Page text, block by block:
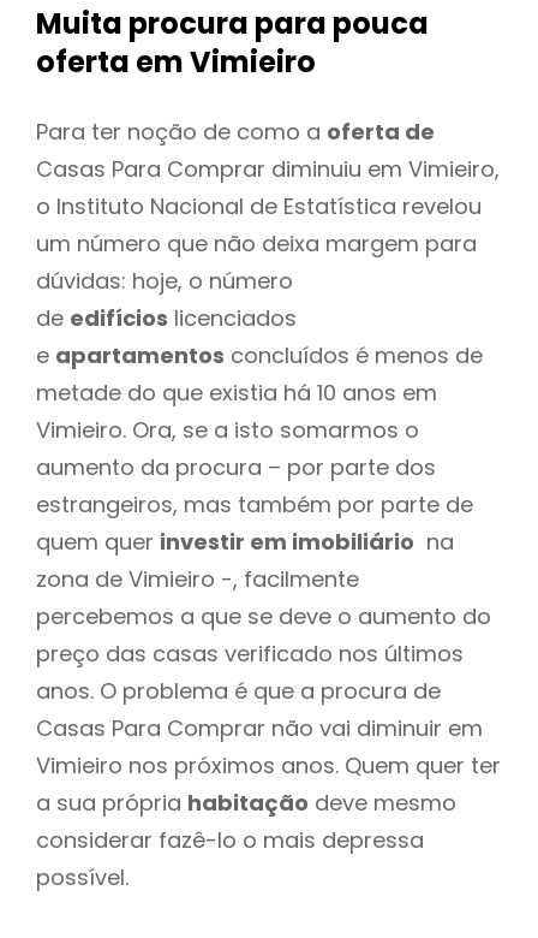
Muita procura para pouca
oferta em Vimieiro
Para ter noção de como a oferta de
Casas Para Comprar diminuiu em Vimieiro,
o Instituto Nacional de Estatística revelou
um número que não deixa margem para
dúvidas: hoje, o número
de edifícios licenciados
e apartamentos concluídos é menos de
metade do que existia há 10 anos em
Vimieiro. Ora, se a isto somarmos o
aumento da procura – por parte dos
estrangeiros, mas também por parte de
quem quer investir em imobiliário na
zona de Vimieiro -, facilmente
percebemos a que se deve o aumento do
preço das casas verificado nos últimos
anos. O problema é que a procura de
Casas Para Comprar não vai diminuir em
Vimieiro nos próximos anos. Quem quer ter
a sua própria habitação deve mesmo
considerar fazê-lo o mais depressa
possível.